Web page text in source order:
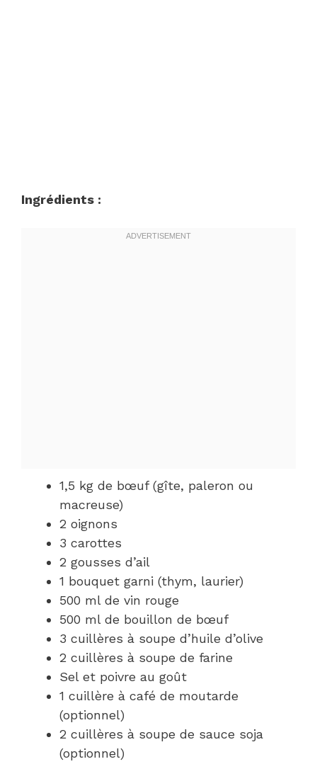
Ingrédients :
1,5 kg de bœuf (gîte, paleron ou
macreuse)
2 oignons
3 carottes
2 gousses d’ail
1 bouquet garni (thym, laurier)
500 ml de vin rouge
500 ml de bouillon de bœuf
3 cuillères à soupe d’huile d’olive
2 cuillères à soupe de farine
Sel et poivre au goût
1 cuillère à café de moutarde
(optionnel)
2 cuillères à soupe de sauce soja
(optionnel)